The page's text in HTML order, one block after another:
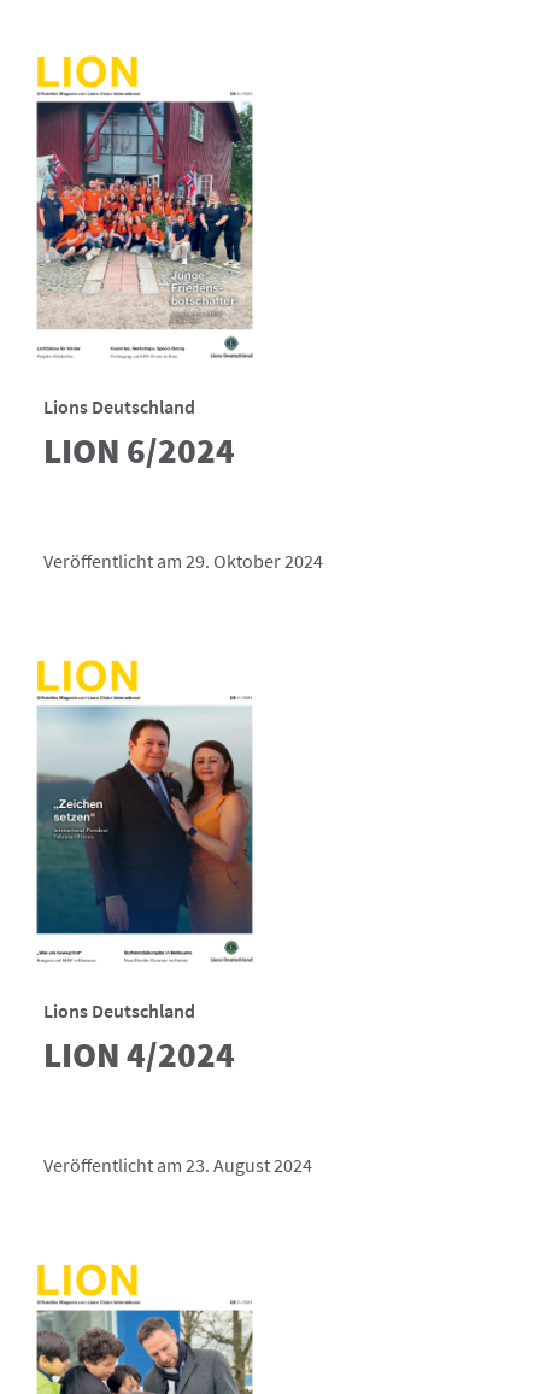
Lions Deutschland
LION 6/2024
Veröffentlicht am 29. Oktober 2024
Lions Deutschland
LION 4/2024
Veröffentlicht am 23. August 2024